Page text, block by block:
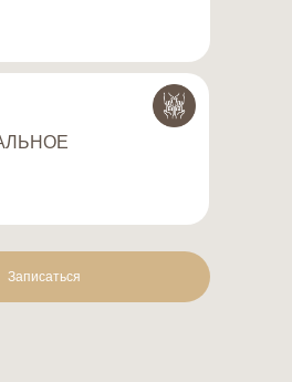
Записаться